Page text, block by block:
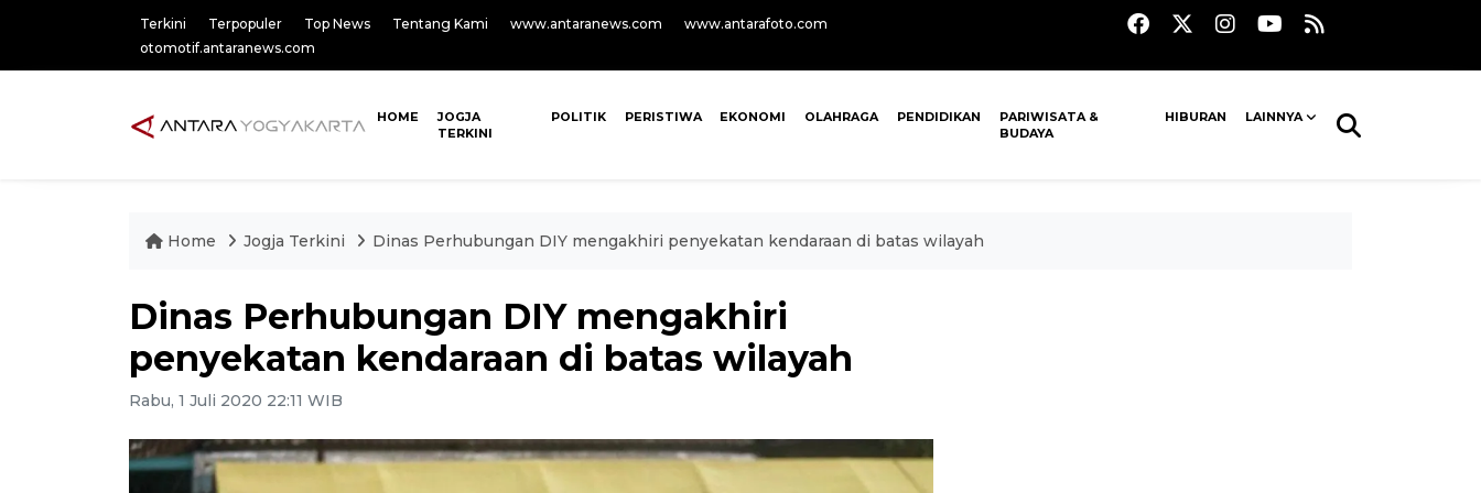
Terkini Terpopuler Top News Tentang Kami www.antaranews.com
www.antarafoto.com
otomotif.antaranews.com
HOME
JOGJA
TERKINI
POLITIK PERISTIWA EKONOMI OLAHRAGA PENDIDIKAN
PARIWISATA &
BUDAYA
HIBURAN LAINNYA
Home Jogja Terkini Dinas Perhubungan DIY mengakhiri penyekatan kendaraan di batas wilayah
Dinas Perhubungan DIY mengakhiri
penyekatan kendaraan di batas wilayah
Rabu, 1 Juli 2020 22:11 WIB